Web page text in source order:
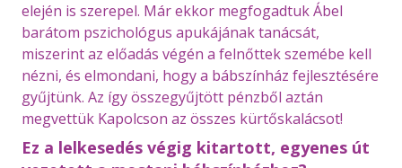
elején is szerepel. Már ekkor megfogadtuk Ábel
barátom pszichológus apukájának tanácsát,
miszerint az előadás végén a felnőttek szemébe kell
nézni, és elmondani, hogy a bábszínház fejlesztésére
gyűjtünk. Az így összegyűjtött pénzből aztán
megvettük Kapolcson az összes kürtőskalácsot!
Ez a lelkesedés végig kitartott, egyenes út